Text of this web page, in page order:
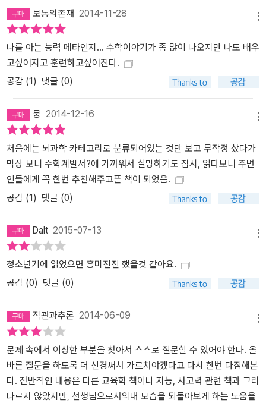
우리는 이 책을 통해서 우리 두뇌의 비밀과 새로운 생각의 원리를 깨
닫게 된다. 생각의 점화장치를 이해하는 순간 우리는 우리의 생각을
확장하고 지배하고 장악하는 ‘생각의 2중 모드’를 활용하게 되는 것이
개념과 문제들 속으로 여행을 하게 된다. 수학에 대한 우리의 고정관
념이 깨지면서 새로운 생각의 세계를 만끽 한다. 소설처럼 흥미진진
한 한 소년과의 추억 속으로 우리는 시간여행을 하게 된다. 여행을 마
치게 되면 진한 여운과 흥분이 몸을 감싸는 것을 느낄 수 있다. 독자들
에게 [메타생각]이라는 새로운 세계의 여행을 진심으로 권하고 싶다.
보통의존재 2014-11-28
나를 아는 능력 메타인지... 수학이야기가 좀 많이 나오지만 나도 배우
고싶어지고 훈련하고싶어진다.
공감 (1 ) 댓글 (0)
뭉 2014-12-16
처음에는 뇌과학 카테고리로 분류되어있는 것만 보고 무작정 샀다가
막상 보니 수학계발서?에 가까워서 실망하기도 잠시, 읽다보니 주변
인들에게 꼭 한번 추천해주고픈 책이 되었음.
공감 (1) 댓글 (0)
Dalt 2015-07-13
청소년기에 읽었으면 흥미진진 했을것 같아요.
공감 (0) 댓글 (0)
직관과추론 2014-06-09
문제 속에서 이상한 부분을 찾아서 스스로 질문할 수 있어야 한다. 올
바른 질문을 하도록 더 신경써서 가르쳐야겠다고 다시 한번 다짐해본
다. 전반적인 내용은 다른 교육학 책이나 지능, 사고력 관련 책과 그리
다르지 않았지만, 선생님으로서의내 모습을 되돌아보게 하는 도움을